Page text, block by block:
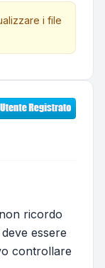
i file
ricordo
essere
controllare